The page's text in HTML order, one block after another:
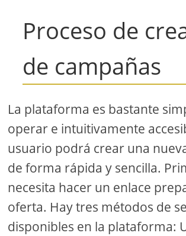
Proceso de
de campañas
La plataforma es bastante
operar e intuitivamente
usuario podrá crear una
de forma rápida y sencilla.
necesita hacer un enlace
oferta. Hay tres métodos de
disponibles en la plataforma: